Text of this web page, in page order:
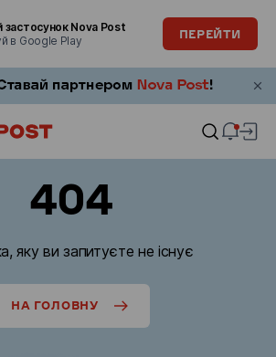
застосунок Nova Post
в Google Play
ПЕРЕЙТИ
404
яку ви запитуєте не існує
НА ГОЛОВНУ